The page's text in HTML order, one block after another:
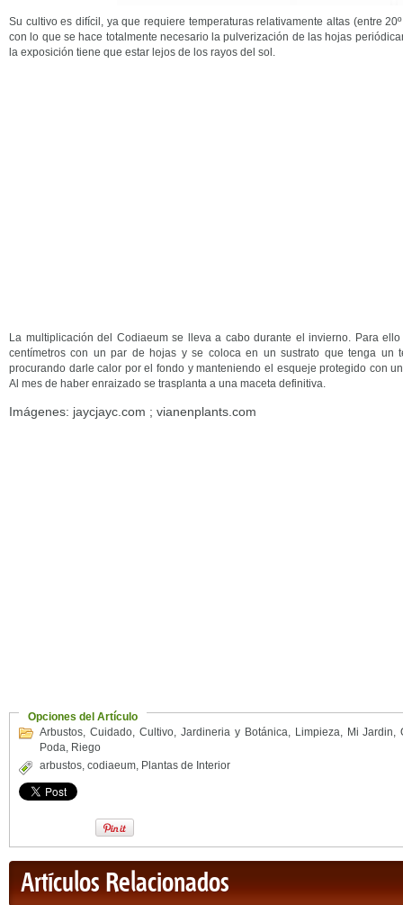
Su cultivo es difícil, ya que requiere temperaturas relativamente altas (entre
con lo que se hace totalmente necesario la pulverización de las hojas
la exposición tiene que estar lejos de los rayos del sol.
La multiplicación del Codiaeum se lleva a cabo durante el invierno. Para
centímetros con un par de hojas y se coloca en un sustrato que tenga un
procurando darle calor por el fondo y manteniendo el esqueje protegido con
Al mes de haber enraizado se trasplanta a una maceta definitiva.
Imágenes: jaycjayc.com ; vianenplants.com
Opciones del Artículo
Arbustos, Cuidado, Cultivo, Jardineria y Botánica, Limpieza, Mi Jardin,
Poda, Riego
arbustos, codiaeum, Plantas de Interior
Artículos Relacionados